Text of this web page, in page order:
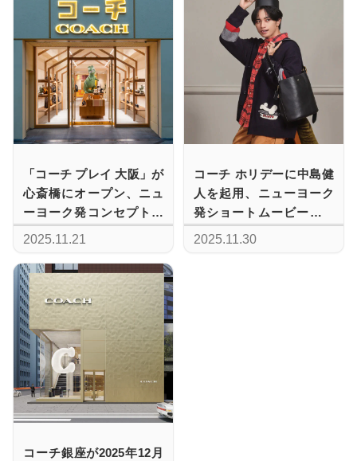
「コーチ プレイ 大阪」が
心斎橋にオープン、ニュ
ーヨーク発コンセプトス
トアの魅力
2025.11.21
コーチ ホリデーに中島健
人を起用、ニューヨーク
発ショートムービーとギ
フトコレクション
2025.11.30
コーチ銀座が2025年12月